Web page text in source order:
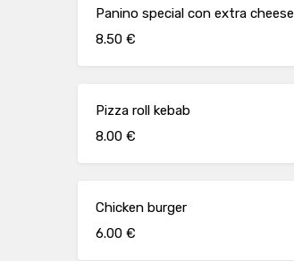
Panino special con extra cheese
8.50 €
Pizza roll kebab
8.00 €
Chicken burger
6.00 €